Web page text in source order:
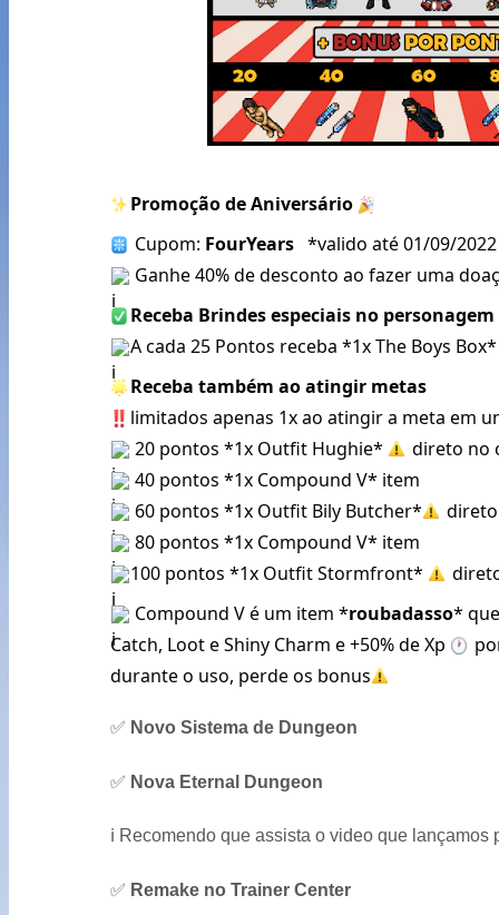
Promoção de Aniversário
Cupom: FourYears *valido até 01/09/2022
Ganhe 40% de desconto ao fazer uma
Receba Brindes especiais no
A cada 25 Pontos receba *1x The Boys
Receba também ao atingir metas
limitados apenas 1x ao atingir a meta em
20 pontos *1x Outfit Hughie*
direto no
40 pontos *1x Compound V* item
60 pontos *1x Outfit Bily Butcher*
80 pontos *1x Compound V* item
100 pontos *1x Outfit Stormfront*
Compound V é um item *roubadasso*
Catch, Loot e Shiny Charm e +50% de Xp
durante o uso, perde os bonus
✅ Novo Sistema de Dungeon
✅ Nova Eternal Dungeon
ℹ️ Recomendo que assista o video que lançamos
✅ Remake no Trainer Center